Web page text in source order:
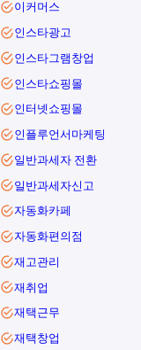
이커머스
인스타광고
인스타그램창업
인스타쇼핑몰
인터넷쇼핑몰
인플루언서마케팅
일반과세자 전환
일반과세자신고
자동화카페
자동화편의점
재고관리
재취업
재택근무
재택창업